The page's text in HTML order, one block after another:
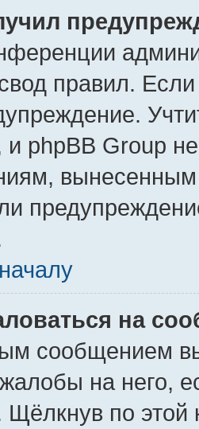
правил.
phpBB Group
на
сообщением
на него,
по этой